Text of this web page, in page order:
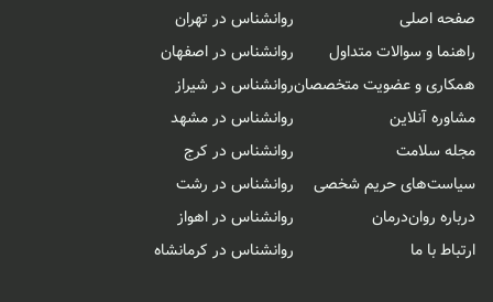
صفحه اصلی
راهنما و سوالات متداول
همکاری و عضویت متخصصان
مشاوره آنلاین
مجله سلامت
سیاست‌های حریم شخصی
درباره روان‌درمان
ارتباط با ما
روانشناس در تهران
روانشناس در اصفهان
روانشناس در شیراز
روانشناس در مشهد
روانشناس در کرج
روانشناس در رشت
روانشناس در اهواز
روانشناس در کرمانشاه